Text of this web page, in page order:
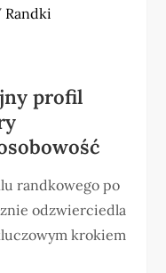
Randki
profil
randkowego po
odzwierciedla
krokiem